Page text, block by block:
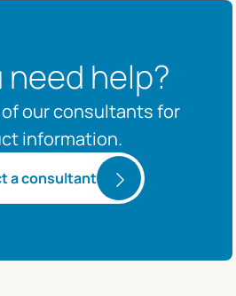
need help?
our consultants for
information.
a consultant